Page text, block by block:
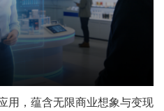
用，蕴含无限商业想象与变现